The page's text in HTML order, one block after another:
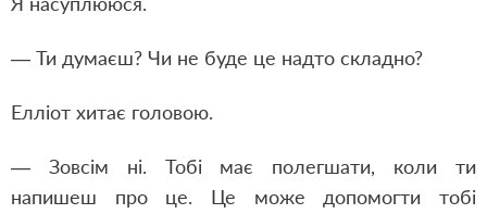
— Ти думаєш? Чи не буде це надто складно?
Елліот хитає головою.
— Зовсім ні. Тобі має полегшати, коли ти
напишеш про це. Це може допомогти тобі